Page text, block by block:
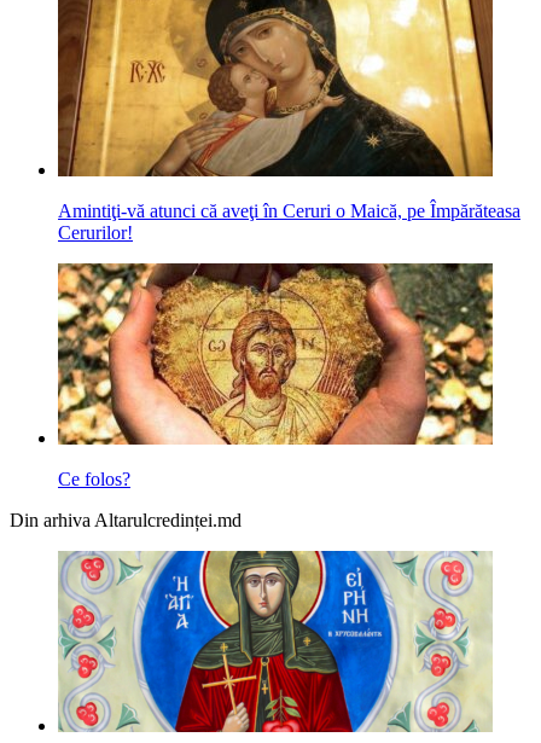
Amintiţi-vă atunci că aveţi în Ceruri o Maică, pe Împărăteasa
Cerurilor!
Ce folos?
Din arhiva Altarulcredinței.md